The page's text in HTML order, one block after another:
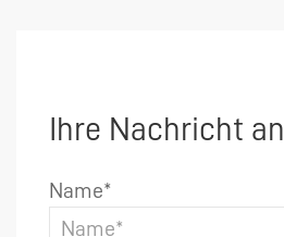
Ihre Nachricht an
Name*